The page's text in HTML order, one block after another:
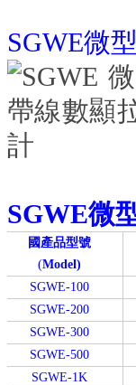
SGWE微
SGWE微
國產品型號
(Model)
SGWE-100
SGWE-200
SGWE-300
SGWE-500
SGWE-1K